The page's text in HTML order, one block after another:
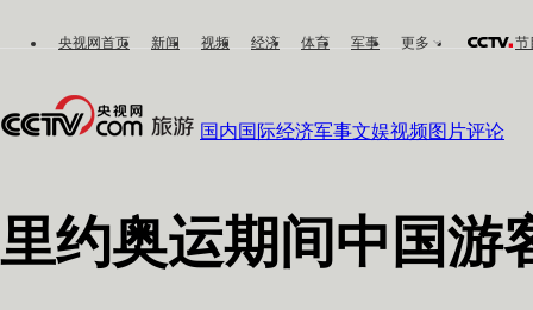
央视网首页 新闻 视频 经济 体育 军事 更多 节
国内国际经济军事文娱视频图片评论
里约奥运期间中国游